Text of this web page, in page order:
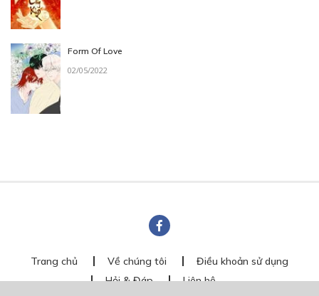
Form Of Love
02/05/2022
Trang chủ Về chúng tôi
Điều khoản sử dụng
Hỏi & Đáp
Liên hệ